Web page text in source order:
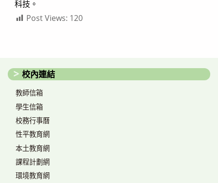
科技。
Post Views: 120
校內連結
教師信箱
學生信箱
校務行事曆
性平教育網
本土教育網
課程計劃網
環境教育網